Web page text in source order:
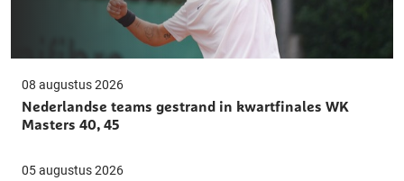
08 augustus 2026
Nederlandse teams gestrand in kwartfinales WK
Masters 40, 45
05 augustus 2026